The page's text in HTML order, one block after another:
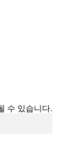
수 있습니다.